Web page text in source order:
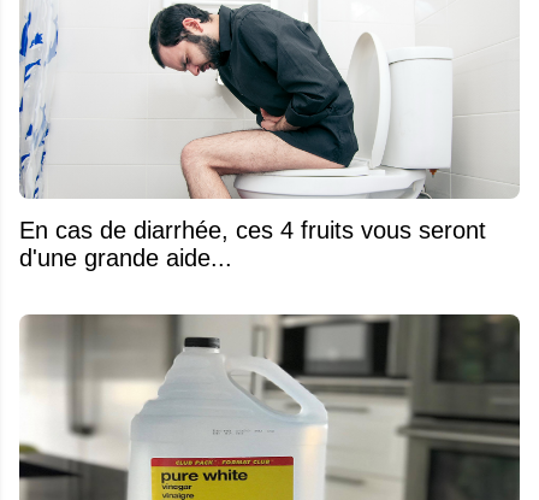
En cas de diarrhée, ces 4 fruits vous seront
d'une grande aide...